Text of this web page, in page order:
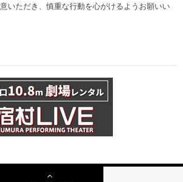
いただき、慎重な行動を心がけるようお願いい